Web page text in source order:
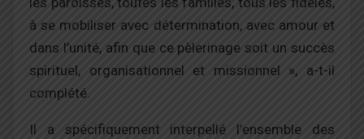
à se mobiliser avec détermination, avec amour et
dans l’unité, afin que ce pèlerinage soit un succès
spirituel, organisationnel et missionnel », a-t-il
complété.
Il a spécifiquement interpellé l’ensemble des